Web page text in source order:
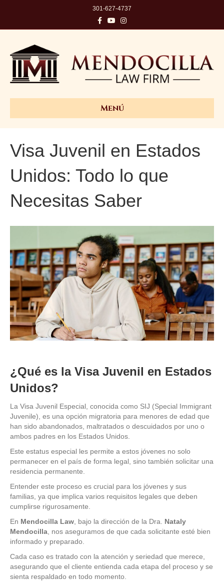
301-627-4737
FacebookYoutubeInstagram
Menú
Visa Juvenil en Estados
Unidos: Todo lo que
Necesitas Saber
¿Qué es la Visa Juvenil en Estados
Unidos?
La Visa Juvenil Especial, conocida como SIJ (Special Immigrant
Juvenile), es una opción migratoria para menores de edad que
han sido abandonados, maltratados o descuidados por uno o
ambos padres en los Estados Unidos.
Este estatus especial les permite a estos jóvenes no solo
permanecer en el país de forma legal, sino también solicitar una
residencia permanente.
Entender este proceso es crucial para los jóvenes y sus
familias, ya que implica varios requisitos legales que deben
cumplirse rigurosamente.
En Mendocilla Law, bajo la dirección de la Dra. Nataly
Mendocilla, nos aseguramos de que cada solicitante esté bien
informado y preparado.
Cada caso es tratado con la atención y seriedad que merece,
asegurando que el cliente entienda cada etapa del proceso y se
sienta respaldado en todo momento.